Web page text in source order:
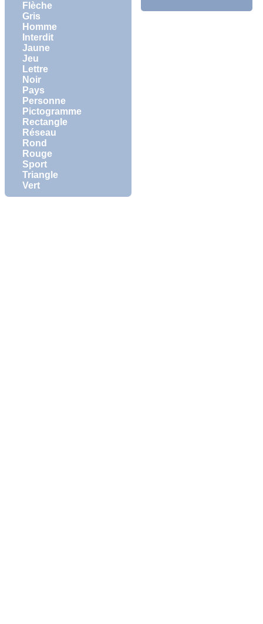
Flèche
Gris
Homme
Interdit
Jaune
Jeu
Lettre
Noir
Pays
Personne
Pictogramme
Rectangle
Réseau
Rond
Rouge
Sport
Triangle
Vert